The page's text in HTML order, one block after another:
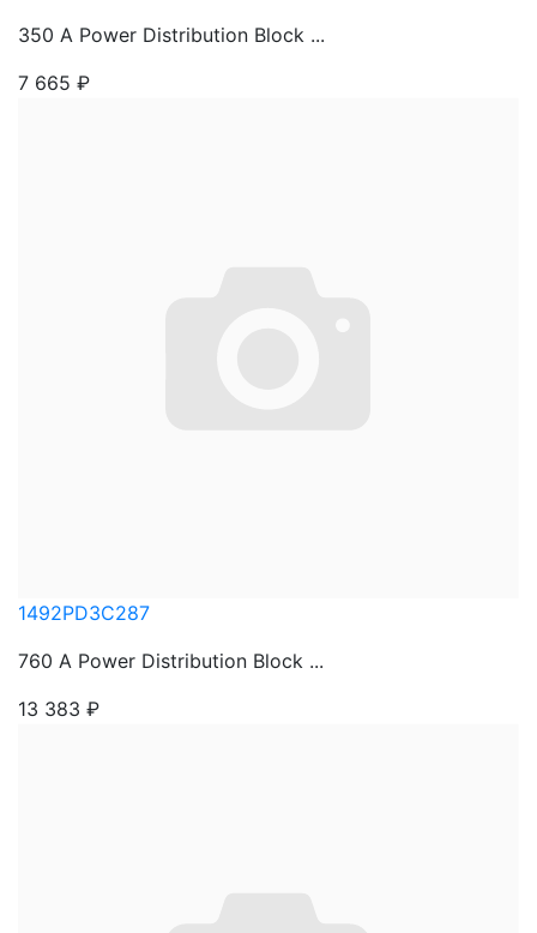
350 A Power Distribution Block ...
7 665 ₽
1492PD3C287
760 A Power Distribution Block ...
13 383 ₽